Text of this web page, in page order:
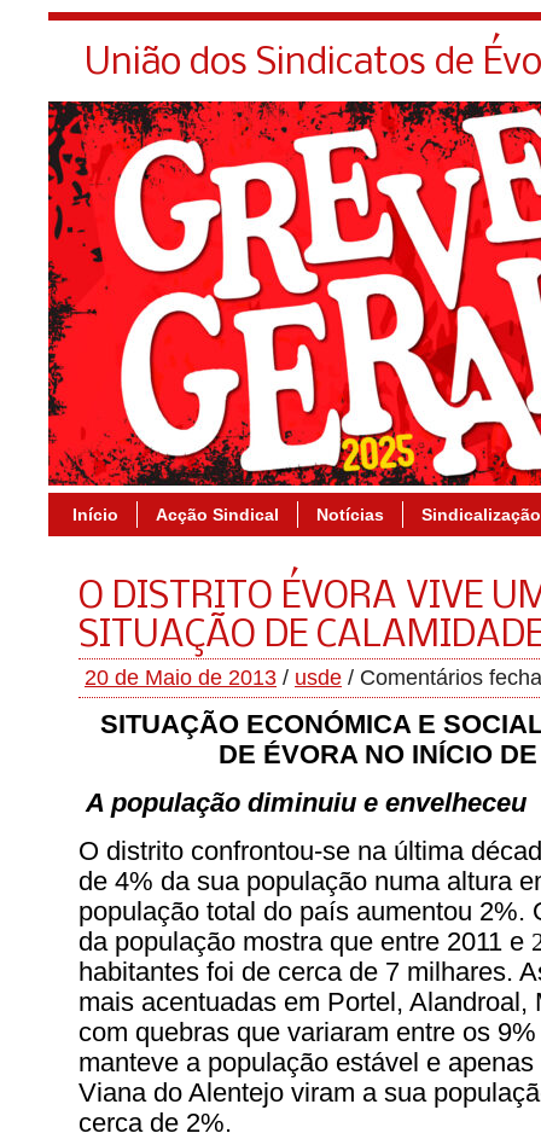
União dos Sindicatos de
Início Acção Sindical Notícias Sindicalização
O DISTRITO ÉVORA VIVE
SITUAÇÃO DE
20 de Maio de 2013 / usde / Comentários
SITUAÇÃO ECONÓMICA E
DE ÉVORA NO INÍCIO
A população diminuiu e envelheceu
O distrito confrontou-se na última
de 4% da sua população numa altura
população total do país aumentou 2%.
da população mostra que entre 2011 e
habitantes foi de cerca de 7 milhares.
mais acentuadas em Portel, Alandroal,
com quebras que variaram entre os
manteve a população estável e
Viana do Alentejo viram a sua
cerca de 2%.